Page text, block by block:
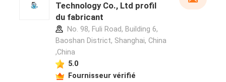
Technology Co., Ltd profil
du fabricant
No. 98, Fuli Road, Building 6,
Baoshan District, Shanghai, China
,China
5.0
Fournisseur vérifié